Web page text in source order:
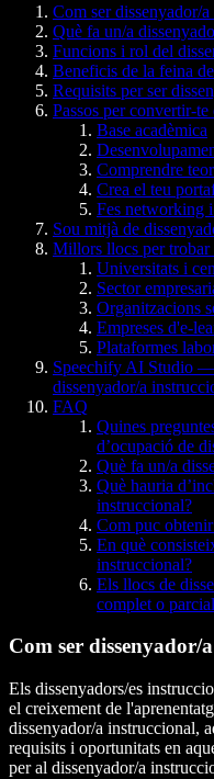
Com ser dissenyador/
Què fa un/a
Funcions i rol del
Beneficis de la feina
Requisits per ser
Passos per convertir-
Base acadèmica
Comprendre
Crea el teu
Fes networking
Sou mitjà de
Millors llocs per trobar
Universitats i
Sector
Organitzacions
Empreses d'e-
Plataformes
Speechify AI Studio
dissenyador/a
FAQ
Quines
d’ocupació de
Què fa un/a
Què hauria
instruccional?
Com puc
En què
instruccional?
Els llocs de
complet o
Com ser dissenyador/
Els dissenyadors/es
el creixement de
dissenyador/a instruccional,
requisits i oportunitats en
per al dissenyador/a